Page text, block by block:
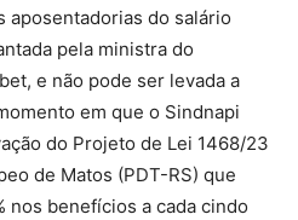
aposentadorias do salário
pela ministra do
e não pode ser levada a
em que o Sindnapi
do Projeto de Lei 1468/23
de Matos (PDT-RS) que
nos benefícios a cada cindo